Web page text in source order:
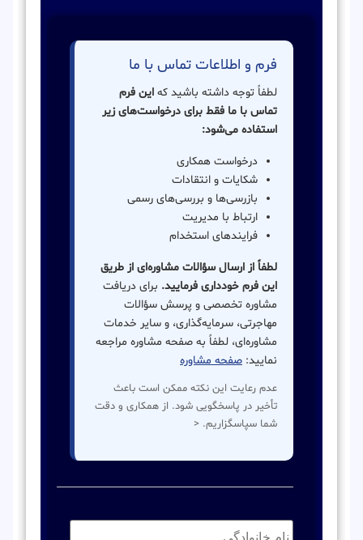
فرم و اطلاعات تماس با ما
لطفاً توجه داشته باشید که این فرم
تماس با ما فقط برای درخواست‌های زیر
استفاده می‌شود:
درخواست همکاری
شکایات و انتقادات
بازرسی‌ها و بررسی‌های رسمی
ارتباط با مدیریت
فرایندهای استخدام
لطفاً از ارسال سؤالات مشاوره‌ای از طریق
این فرم خودداری فرمایید. برای دریافت
مشاوره تخصصی و پرسش سؤالات
مهاجرتی، سرمایه‌گذاری، و سایر خدمات
مشاوره‌ای، لطفاً به صفحه مشاوره مراجعه
نمایید: صفحه مشاوره
عدم رعایت این نکته ممکن است باعث
تأخیر در پاسخگویی شود. از همکاری و دقت
شما سپاسگزاریم. <
نام
خانوادگی: *